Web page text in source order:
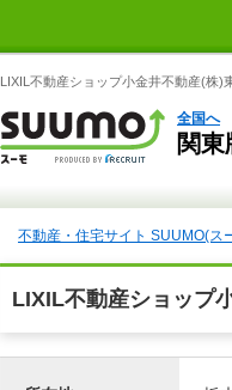
LIXIL不動産ショップ小金井不動産(株)
全国へ
関東
不動産・住宅サイト SUUMO(ス
LIXIL不動産ショップ